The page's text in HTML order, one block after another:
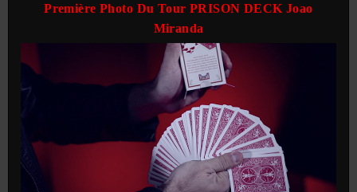
Première Photo Du Tour PRISON DECK Joao
Miranda